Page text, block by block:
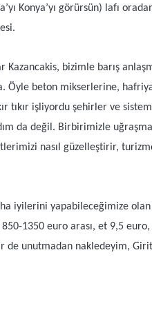
Konya’yı görürsün) lafı oradan
bizimle barış
Öyle beton mikserlerine,
tıkır işliyordu şehirler ve
da değil. Birbirimizle
nasıl güzelleştirir,
iyilerini yapabileceğimize
1350 euro arası, et 9,5
de unutmadan nakledeyim,